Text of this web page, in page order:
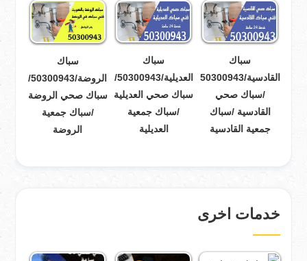
سباك
القادسية/50300943
/سباك صحي
القادسية /سباك
جمعية القادسية
سباك
العديلية/50300943/
سباك صحي العديلية
/سباك جمعية
العديلية
سباك
الروضة/50300943/
سباك صحي الروضة
/سباك جمعية
الروضة
خدمات اخرى